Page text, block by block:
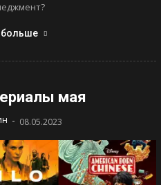
больше
мая
- 08.05.2023